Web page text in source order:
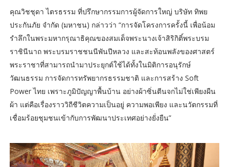
คุณวิชชุดา ไตรธรรม ที่ปรึกษากรรมการผู้จัดการใหญ่ บริษัท ทิพย
ประกันภัย จำกัด (มหาชน) กล่าวว่า “การจัดโครงการครั้งนี้ เพื่อน้อม
รำลึกในพระมหากรุณาธิคุณของสมเด็จพระนางเจ้าสิริกิติ์พระบรม
ราชินีนาถ พระบรมราชชนนีพันปีหลวง และสะท้อนพลังของศาสตร์
พระราชาที่สามารถนำมาประยุกต์ใช้ได้ทั้งในมิติการอนุรักษ์
วัฒนธรรม การจัดการทรัพยากรธรรมชาติ และการสร้าง Soft
Power ไทย เพราะภูมิปัญญาพื้นบ้าน อย่างผ้าซิ่นตีนจกไม่ใช่เพียงผืน
ผ้า แต่คือเรื่องราววิถีชีวิตความเป็นอยู่ ความพอเพียง และนวัตกรรมที่
เชื่อมร้อยชุมชนเข้ากับการพัฒนาประเทศอย่างยั่งยืน”